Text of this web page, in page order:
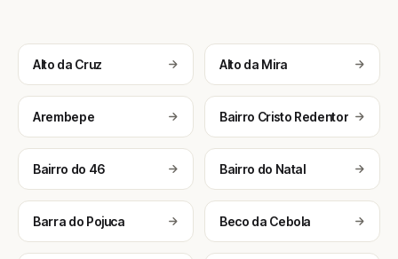
Alto da Cruz Alto da Mira
Arembepe Bairro Cristo Redentor
Bairro do 46 Bairro do Natal
Barra do Pojuca Beco da Cebola